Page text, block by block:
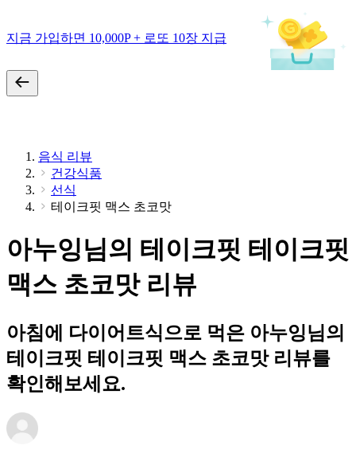
지금 가입하면 10,000P + 로또 10장 지급
음식 리뷰
건강식품
선식
테이크핏 맥스 초코맛
아누잉님의 테이크핏 테이크핏
맥스 초코맛 리뷰
아침에 다이어트식으로 먹은 아누잉님의
테이크핏 테이크핏 맥스 초코맛 리뷰를
확인해보세요.